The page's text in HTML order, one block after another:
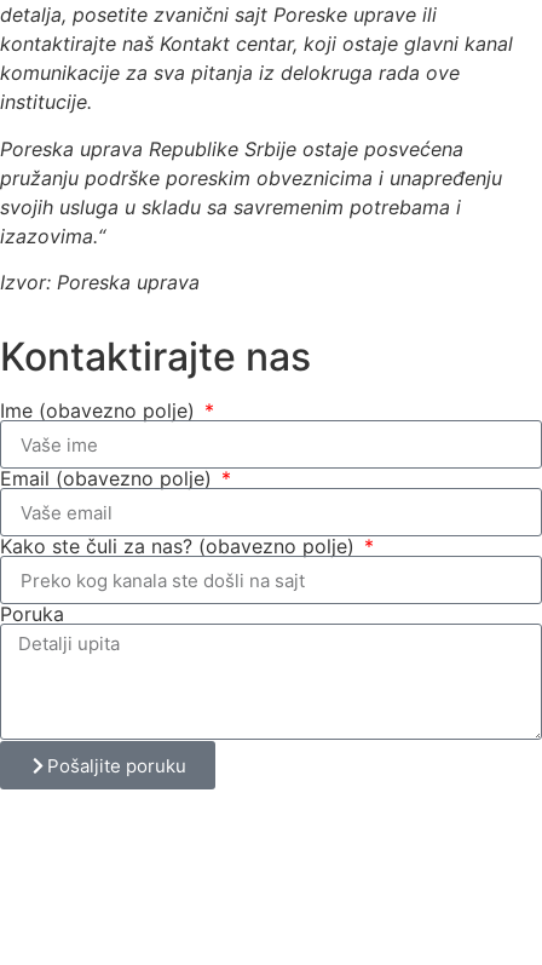
detalja, posetite zvanični sajt Poreske uprave ili
kontaktirajte naš Kontakt centar, koji ostaje glavni kanal
komunikacije za sva pitanja iz delokruga rada ove
institucije.
Poreska uprava Republike Srbije ostaje posvećena
pružanju podrške poreskim obveznicima i unapređenju
svojih usluga u skladu sa savremenim potrebama i
izazovima.“
Izvor: Poreska uprava
Kontaktirajte nas
Ime (obavezno polje)
Email (obavezno polje)
Kako ste čuli za nas? (obavezno polje)
Poruka
Pošaljite poruku